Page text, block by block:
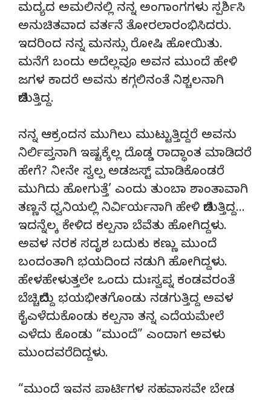
ಮದ್ಯದ ಅಮಲಿನಲ್ಲಿ ನನ್ನ ಅಂಗಾಂಗಗಳು ಸ್ಪರ್ಶಿಸಿ
ಅನುಚಿತವಾದ ವರ್ತನೆ ತೋರಲಾರಂಭಿಸಿದರು.
ಇದರಿಂದ ನನ್ನ ಮನಸ್ಸು ರೋಷಿ ಹೋಯಿತು.
ಮನೆಗೆ ಬಂದು ಅದೆಲ್ಲವೂ ಅವನ ಮುಂದೆ ಹೇಳಿ
ಜಗಳ ಕಾದರೆ ಅವನು ಕಗ್ಗಲಿನಂತೆ ನಿಶ್ಚಲನಾಗಿ
ಬಿಡುತ್ತಿದ್ದ.
ನನ್ನ ಆಕ್ರಂದನ ಮುಗಿಲು ಮುಟ್ಟುತ್ತಿದ್ದರೆ ಅವನು
ನಿರ್ಲಿಪ್ತನಾಗಿ ಇಷ್ಟಕ್ಕೆಲ್ಲ ದೊಡ್ಡ ರಾದ್ಧಾಂತ ಮಾಡಿದರೆ
ಹೇಗೆ? ನೀನೇ ಸ್ವಲ್ಪ ಅಡಜಸ್ಟ್ ಮಾಡಿಕೊಂಡರೆ
ಮುಗಿದು ಹೋಗುತ್ತೆ’ ಎಂದು ತುಂಬಾ ಶಾಂತಾವಾಗಿ
ತಣ್ಣನೆ ಧ್ವನಿಯಲ್ಲಿ ನಿರ್ವಿರ್ಯನಾಗಿ ಹೇಳಿ ಬಿಡುತ್ತಿದ್ದ…
ಇದನ್ನೆಲ್ಕ ಕೇಳಿದ ಕಲ್ಪನಾ ಬೆವೆತು ಹೋಗಿದ್ದಳು.
ಅವಳ ನರಕ ಸದೃಶ ಬದುಕು ಕಣ್ಣು ಮುಂದೆ
ಬಂದಂತಾಗಿ ಭಯದಿಂದ ನಡುಗಿ ಹೋಗಿದ್ದಳು.
ಹೇಳಹೇಳುತ್ತಲೇ ಒಂದು ದುಃಸ್ವಪ್ನ ಕಂಡವರಂತೆ
ಬೆಚ್ಚಿಬಿದ್ದು ಭಯಭೀತಗೊಂಡು ನಡಗುತ್ತಿದ್ದ ಅವಳ
ಕೈಎಳೆದುಕೊಂಡು ಕಲ್ಪನಾ ತನ್ನ ಎದೆಯಮೇಲೆ
ಎಳೆದು ಕೊಂಡು “ಮುಂದೆ” ಎಂದಾಗ ಅವಳು
ಮುಂದವರೆದಿದ್ದಳು.
“ಮುಂದೆ ಇವನ ಪಾರ್ಟಿಗಳ ಸಹವಾಸವೇ ಬೇಡ